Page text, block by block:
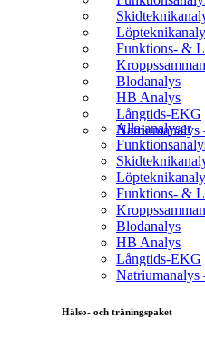
Funktions- &
Blodanalys
HB Analys
Långtids-EKG
Natriumanalys
Alla analyser
Funktions- &
Blodanalys
HB Analys
Långtids-EKG
Natriumanalys
Hälso- och träningspaket